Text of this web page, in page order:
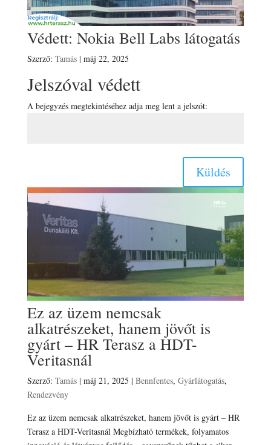
Védett: Nokia Bell Labs látogatás
Szerző: Tamás| máj 22, 2025
Jelszóval védett
A bejegyzés megtekintéséhez adja meg lent a jelszót:
Küldés
Ez az üzem nemcsak
alkatrészeket, hanem jövőt is
gyárt – HR Terasz a HDT-
Veritasnál
Szerző: Tamás| máj 21, 2025 | Bennfentes, Gyárlátogatás,
Rendezvény
Ez az üzem nemcsak alkatrészeket, hanem jövőt is gyárt – HR
Terasz a HDT-Veritasnál Megbízható termékek, folyamatos